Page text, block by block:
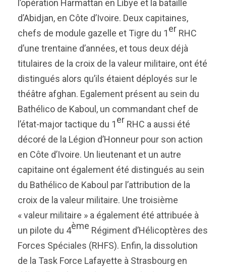
l’opération Harmattan en Libye et la bataille
d’Abidjan, en Côte d’Ivoire. Deux capitaines,
chefs de module gazelle et Tigre du 1er RHC
d’une trentaine d’années, et tous deux déjà
titulaires de la croix de la valeur militaire, ont été
distingués alors qu’ils étaient déployés sur le
théâtre afghan. Egalement présent au sein du
Bathélico de Kaboul, un commandant chef de
l’état-major tactique du 1er RHC a aussi été
décoré de la Légion d’Honneur pour son action
en Côte d’Ivoire. Un lieutenant et un autre
capitaine ont également été distingués au sein
du Bathélico de Kaboul par l’attribution de la
croix de la valeur militaire. Une troisième
« valeur militaire » a également été attribuée à
un pilote du 4ème Régiment d’Hélicoptères des
Forces Spéciales (RHFS). Enfin, la dissolution
de la Task Force Lafayette à Strasbourg en